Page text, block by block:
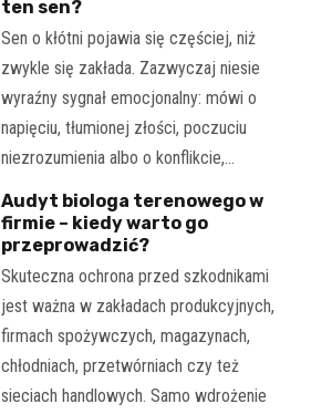
ten sen?
Sen o kłótni pojawia się częściej, niż
zwykle się zakłada. Zazwyczaj niesie
wyraźny sygnał emocjonalny: mówi o
napięciu, tłumionej złości, poczuciu
niezrozumienia albo o konflikcie,…
Audyt biologa terenowego w
firmie – kiedy warto go
przeprowadzić?
Skuteczna ochrona przed szkodnikami
jest ważna w zakładach produkcyjnych,
firmach spożywczych, magazynach,
chłodniach, przetwórniach czy też
sieciach handlowych. Samo wdrożenie